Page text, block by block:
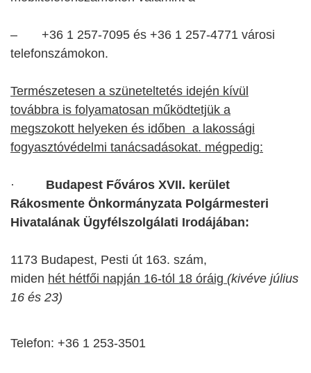
–
+36 1 257-7095 és +36 1 257-4771 városi
telefonszámokon.
Természetesen a szüneteltetés idején kívül
továbbra is folyamatosan működtetjük a
megszokott helyeken és időben a lakossági
fogyasztóvédelmi tanácsadásokat. mégpedig:
·
Budapest Főváros XVII. kerület
Rákosmente Önkormányzata Polgármesteri
Hivatalának Ügyfélszolgálati Irodájában:
1173 Budapest, Pesti út 163. szám,
miden hét hétfői napján 16-tól 18 óráig (kivéve július
16 és 23)
Telefon: +36 1 253-3501